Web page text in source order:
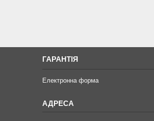
ГАРАНТІЯ
Електронна форма